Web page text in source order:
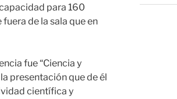
para 160
de la sala que en
fue “Ciencia y
presentación que de él
científica y